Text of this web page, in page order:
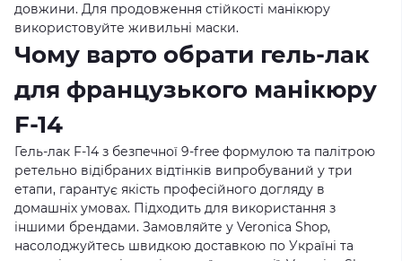
довжини. Для продовження стійкості манікюру
використовуйте живильні маски.
Чому варто обрати гель-лак
для французького манікюру
F-14
Гель-лак F-14 з безпечної 9-free формулою та палітрою
ретельно відібраних відтінків випробуваний у три
етапи, гарантує якість професійного догляду в
домашніх умовах. Підходить для використання з
іншими брендами. Замовляйте у Veronica Shop,
насолоджуйтесь швидкою доставкою по Україні та